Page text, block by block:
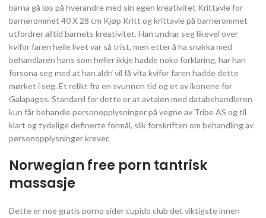
barna gå løs på hverandre med sin egen kreativitet Krittavle for
barnerommet 40 X 28 cm Kjøp Kritt og krittavle på barnerommet
utfordrer alltid barnets kreativitet. Han undrar seg likevel over
kvifor faren heile livet var så trist, men etter å ha snakka med
behandlaren hans som heller ikkje hadde noko forklaring, har han
forsona seg med at han aldri vil få vita kvifor faren hadde dette
mørket i seg. Et relikt fra en svunnen tid og et av ikonene for
Galapagos. Standard for dette er at avtalen med databehandleren
kun får behandle personopplysninger på vegne av Tribe AS og til
klart og tydelige definerte formål, slik forskriften om behandling av
personopplysninger krever.
Norwegian free porn tantrisk
massasje
Dette er noe gratis porno sider cupido club det viktigste innen